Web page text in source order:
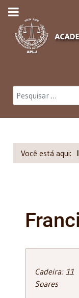
Pesquisar
Você está aqui:
Cadeira:
Soares